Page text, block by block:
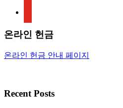
온라인 헌금
온라인 헌금 안내 페이지
Recent Posts